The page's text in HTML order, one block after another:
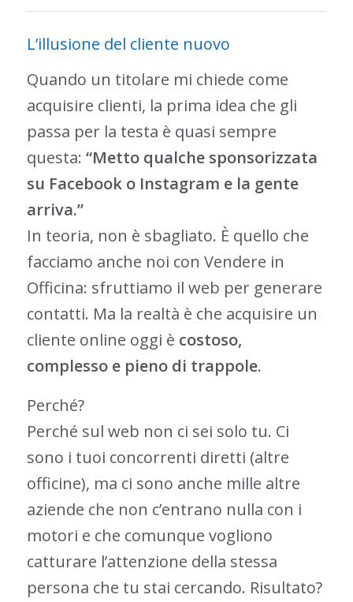
L’illusione del cliente nuovo
Quando un titolare mi chiede come
acquisire clienti, la prima idea che gli
passa per la testa è quasi sempre
questa: “Metto qualche sponsorizzata
su Facebook o Instagram e la gente
arriva.”
In teoria, non è sbagliato. È quello che
facciamo anche noi con Vendere in
Officina: sfruttiamo il web per generare
contatti. Ma la realtà è che acquisire un
cliente online oggi è costoso,
complesso e pieno di trappole.
Perché?
Perché sul web non ci sei solo tu. Ci
sono i tuoi concorrenti diretti (altre
officine), ma ci sono anche mille altre
aziende che non c’entrano nulla con i
motori e che comunque vogliono
catturare l’attenzione della stessa
persona che tu stai cercando. Risultato?